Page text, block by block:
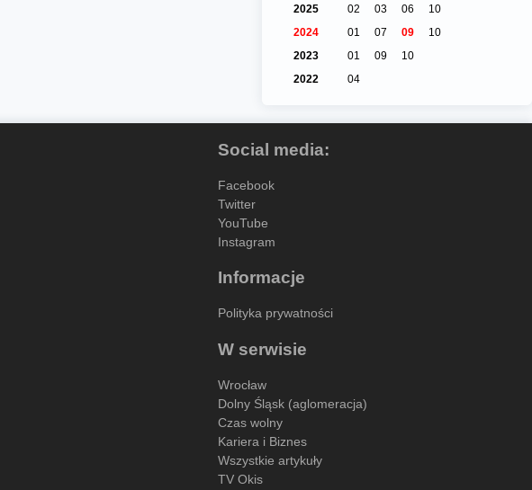
2025
02 03 06
10
2024
01 07 09
10
2023
01 09
10
2022
04
Social media:
Facebook
Twitter
YouTube
Instagram
Informacje
Polityka prywatności
W serwisie
Wrocław
Dolny Śląsk (aglomeracja)
Czas wolny
Kariera i Biznes
Wszystkie artykuły
TV Okis